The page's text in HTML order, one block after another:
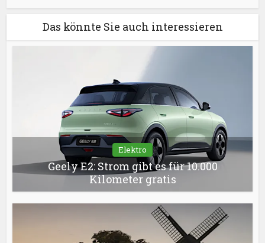
Das könnte Sie auch interessieren
Elektro
Geely E2: Strom gibt es für 10.000
Kilometer gratis